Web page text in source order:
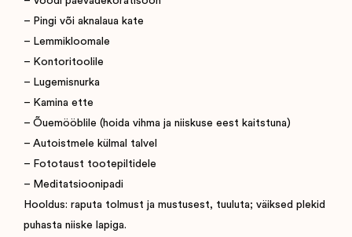
– Pingi või aknalaua kate
– Lemmikloomale
– Kontoritoolile
– Lugemisnurka
– Kamina ette
– Õuemööblile (hoida vihma ja niiskuse eest kaitstuna)
– Autoistmele külmal talvel
– Fototaust tootepiltidele
– Meditatsioonipadi
Hooldus: raputa tolmust ja mustusest, tuuluta; väiksed plekid
puhasta niiske lapiga.